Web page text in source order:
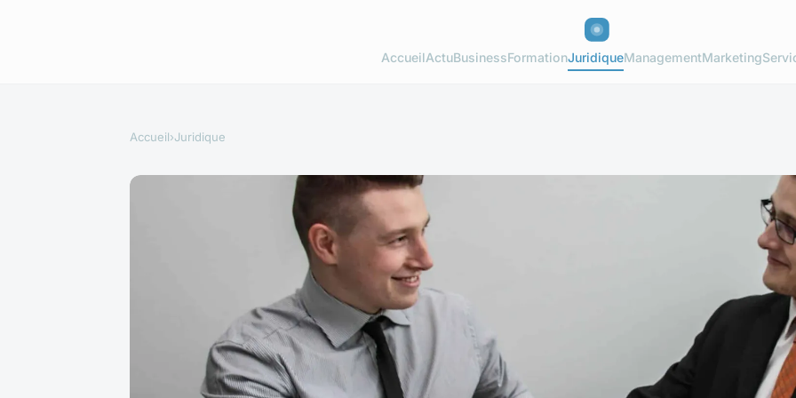
AccueilActuBusinessFormationJuridiqueManagementMarketing
Accueil›Juridique